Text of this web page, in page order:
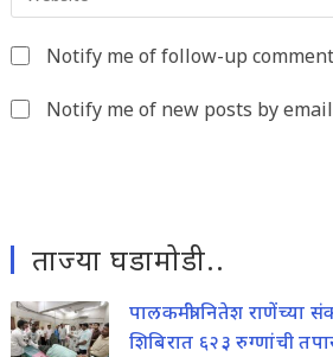
to
comment
your
URL
Notify me of follow-up
Notify me of new posts by
ताज्या घडामोडी..
पालकमंत्री नितेश राणेंच्या
शिबिरात ६२३ रुग्णांची